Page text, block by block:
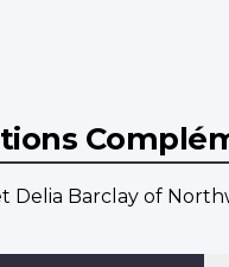
Delia Barclay of